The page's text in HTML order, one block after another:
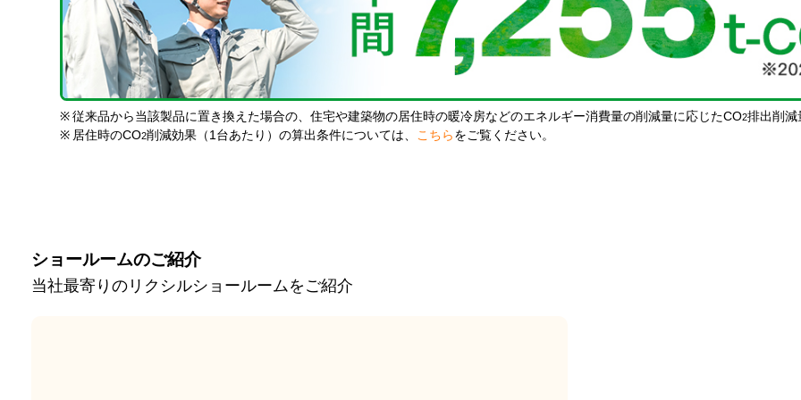
※ 従来品から当該製品に置き換えた場合の、住宅や建築物の居住時の暖冷房などのエネルギー消費量の削減量に応じたCO2排出削減
※ 居住時のCO2削減効果（1台あたり）の算出条件については、 こちら をご覧ください。
ショールームのご紹介
当社最寄りのリクシルショールームをご紹介